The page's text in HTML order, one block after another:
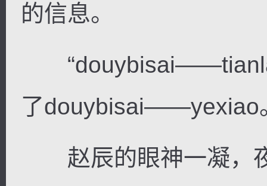
的信息。
了douybisai——yexiao
赵辰的眼神一凝，